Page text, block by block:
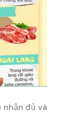
nhận đủ và